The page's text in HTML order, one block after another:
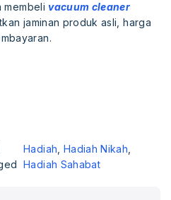
membeli vacuum cleaner
jaminan produk asli, harga
Hadiah, Hadiah Nikah,
Hadiah Sahabat